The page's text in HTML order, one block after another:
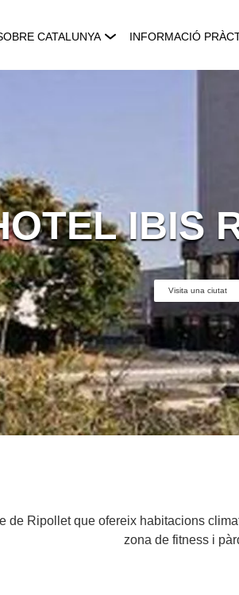
CATALUNYA INFORMACIÓ
IBIS
Visita una ciutat
de Ripollet que ofereix habitacions
zona de fitness i